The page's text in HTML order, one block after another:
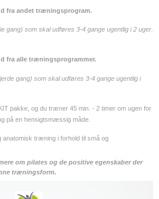
fra andet træningsprogram.
gang) som skal udføres 3-4 gange ugentlig i 2 uger.
fra alle træningsprogrammer.
gang) som skal udføres 3-4 gange ugentlig i
pakke, og du træner 45 min. - 2 timer om ugen for
på en hensigtsmæssig måde.
anatomisk træning i forhold til små og
om pilates og de positive egenskaber der
træningsform.